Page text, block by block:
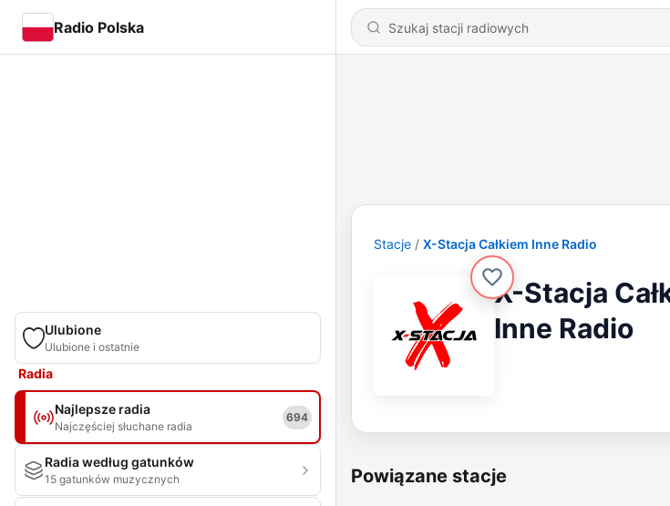
Radio Polska
Ulubione
Ulubione i ostatnie
Radia
Najlepsze radia
Najczęściej słuchane radia
694
Radia według gatunków
15 gatunków muzycznych
Stacje X-Stacja Całkiem Inne Radio
X-Stacja
Inne Radio
Powiązane stacje